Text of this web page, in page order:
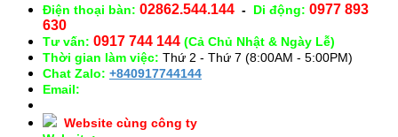
Điện thoại bàn: 02862.544.144 - Di động: 0977 893
630
Tư vấn: 0917 744 144 (Cả Chủ Nhật & Ngày Lễ)
Thời gian làm việc: Thứ 2 - Thứ 7 (8:00AM - 5:00PM)
Chat Zalo: +840917744144
Email:
Website cùng công ty